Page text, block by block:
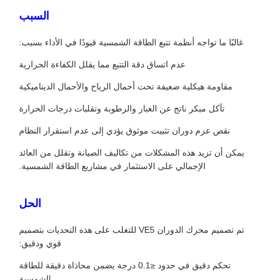
السبب
غالبًا ما تواجه أنظمة تتبع الطاقة الشمسية قيودًا في الأداء بسبب:
عدم اتساق دقة التتبع مما يقلل الكفاءة الحرارية
مقاومة هيكلية ضعيفة تحت أحمال الرياح والأحمال الديناميكية
تآكل مبكر ناتج عن الغبار والرطوبة وتقلبات درجات الحرارة
نقص عزم دوران تثبيت موثوق يؤدي إلى عدم استقرار النظام
يمكن أن تزيد هذه المشكلات من تكاليف الصيانة وتقلل من العائد
الإجمالي على الاستثمار في مشاريع الطاقة الشمسية.
الحل
تم تصميم محرك الدوران VE5 للتغلب على هذه التحديات بتصميم
قوي ودقيق:
تحكم دقيق في حدود ≤0.1 درجة يضمن محاذاة دقيقة للطاقة